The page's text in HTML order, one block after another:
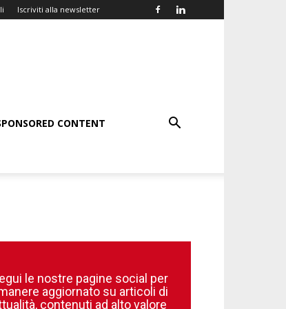
Iscriviti alla newsletter
CONTENT
le nostre pagine social per
aggiornato su articoli di
contenuti ad alto valore